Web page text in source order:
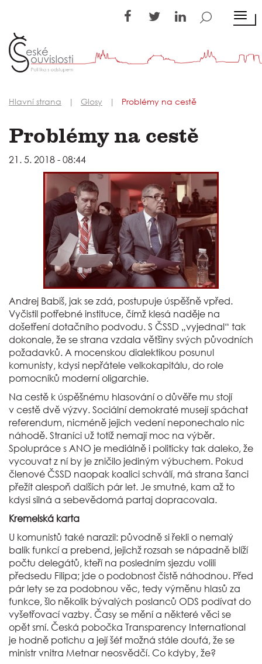
Hlavní strana Glosy Problémy na cestě
Problémy na cestě
21. 5. 2018 - 08:44
Andrej Babiš, jak se zdá, postupuje úspěšně vpřed.
Vyčistil potřebné instituce, čímž klesá naděje na
došetření dotačního podvodu. S ČSSD „vyjednal“ tak
dokonale, že se strana vzdala většiny svých původních
požadavků. A mocenskou dialektikou posunul
komunisty, kdysi nepřátele velkokapitálu, do role
pomocníků moderní oligarchie.
Na cestě k úspěšnému hlasování o důvěře mu stojí
v cestě dvě výzvy. Sociální demokraté musejí spáchat
referendum, nicméně jejich vedení neponechalo nic
náhodě. Straníci už totiž nemají moc na výběr.
Spolupráce s ANO je mediálně i politicky tak daleko, že
vycouvat z ní by je zničilo jediným výbuchem. Pokud
členové ČSSD naopak koalici schválí, má strana šanci
přežít alespoň dalších pár let. Je smutné, kam až to
kdysi silná a sebevědomá partaj dopracovala.
Kremelská karta
U komunistů také narazil: původně si řekli o nemalý
balík funkcí a prebend, jejichž rozsah se nápadně blíží
počtu delegátů, kteří na posledním sjezdu volili
předsedu Filipa; jde o podobnost čistě náhodnou. Před
pár lety se za podobnou věc, tedy výměnu hlasů za
funkce, šlo několik bývalých poslanců ODS podívat do
vyšetřovací vazby. Časy se mění a některé věci se
opět smí. Česká pobočka Transparency International
je hodně potichu a její šéf možná stále doufá, že se
ministr vnitra Metnar neosvědčí. Co kdyby, že?